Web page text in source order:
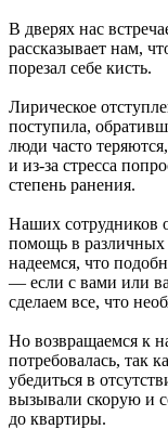
В дверях нас
рассказывает нам,
порезал себе кисть.
Лирическое
поступила,
люди часто
и из-за стресса
степень ранения.
Наших сотрудников
помощь в
надеемся, что
— если с вами или
сделаем все, что
Но возвращаемся к
потребовалась, так
убедиться в
вызывали скорую и
до квартиры.